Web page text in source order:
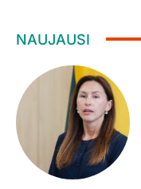
NAUJAUSI